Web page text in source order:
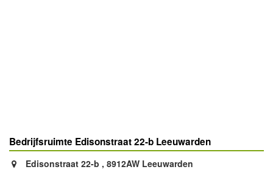
Bedrijfsruimte Edisonstraat 22-b Leeuwarden
Edisonstraat 22-b , 8912AW Leeuwarden